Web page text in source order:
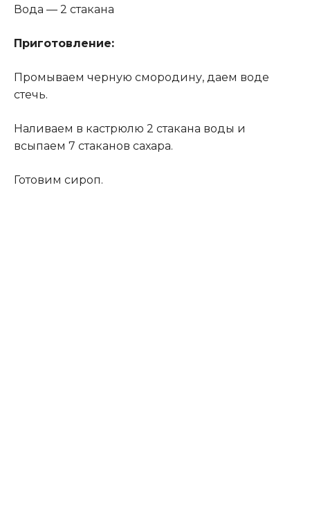
Вода — 2 стакана
Приготовление:
Промываем черную смородину, даем воде
стечь.
Наливаем в кастрюлю 2 стакана воды и
всыпаем 7 стаканов сахара.
Готовим сироп.